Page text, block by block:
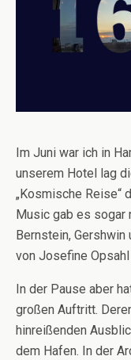
Im Juni war ich in
unserem Hotel lag
„Kosmische Reise“
Music gab es sogar
Bernstein, Gershwin
von Josefine
In der Pause aber
großen Auftritt.
hinreißenden
dem Hafen. In der